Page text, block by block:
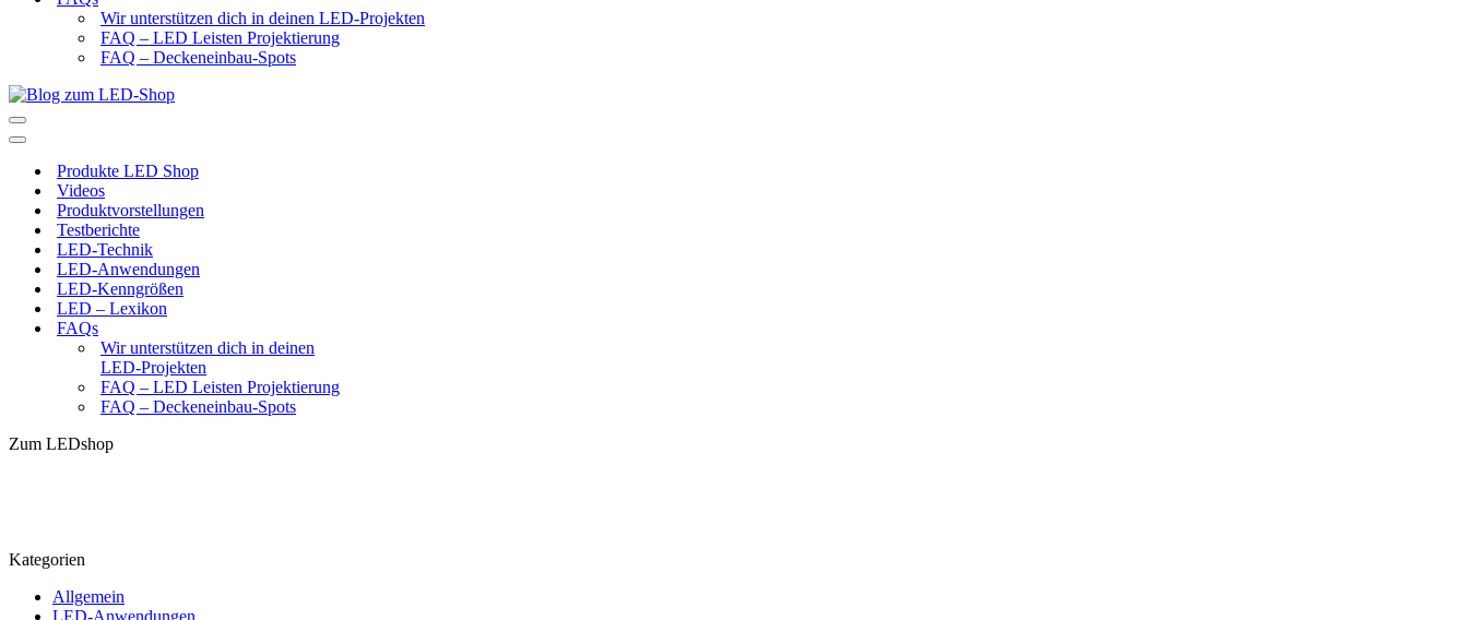
Wir unterstützen dich in deinen LED-Projekten
FAQ – LED Leisten Projektierung
FAQ – Deckeneinbau-Spots
Navigationsmenü
Navigationsmenü
Produkte LED Shop
Videos
Produktvorstellungen
Testberichte
LED-Technik
LED-Anwendungen
LED-Kenngrößen
LED – Lexikon
FAQs
Wir unterstützen dich in deinen
LED-Projekten
FAQ – LED Leisten Projektierung
FAQ – Deckeneinbau-Spots
Zum LEDshop
Kategorien
Allgemein
LED-Anwendungen